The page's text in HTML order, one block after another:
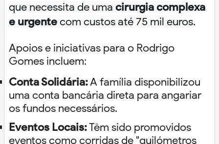
que necessita de uma cirurgia complexa
e urgentecom custos até 75 mil euros.
Apoios e iniciativas para o Rodrigo
Gomes incluem:
Conta Solidária:A família disponibilizou
uma conta bancária direta para angariar
os fundos necessários.
Eventos Locais:Têm sido promovidos
eventos como corridas de "quilómetros